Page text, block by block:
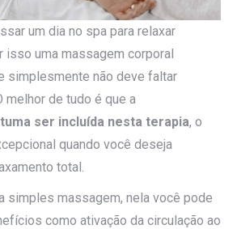
um dia no spa para relaxar
isso uma massagem corporal
simplesmente não deve faltar
melhor de tudo é que a
ser incluída nesta terapia, o
quando você deseja
total.
simples massagem, nela você pode
como ativação da circulação ao